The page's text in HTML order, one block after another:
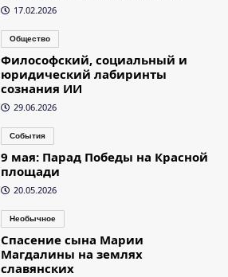
17.02.2026
Общество
Философский, социальный и
юридический лабиринты
сознания ИИ
29.06.2026
События
9 мая: Парад Победы на Красной
площади
20.05.2026
Необычное
Спасение сына Марии
Магдалины на землях
славянских